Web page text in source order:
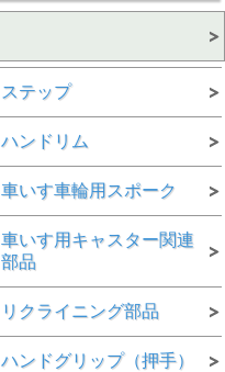
ステップ
ハンドリム
車いす車輪用スポーク
車いす用キャスター関連
部品
リクライニング部品
ハンドグリップ（押手）